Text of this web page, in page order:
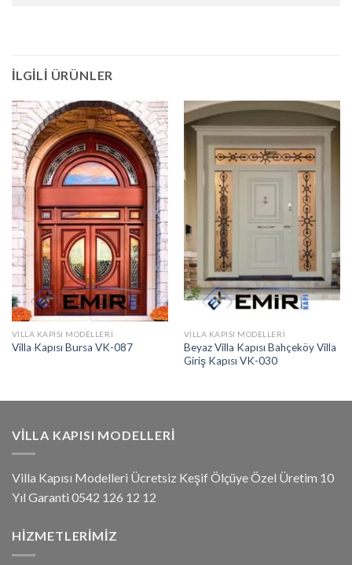
İLGILI ÜRÜNLER
VILLA KAPISI MODELLERI
Villa Kapısı Bursa VK-087
VILLA KAPISI MODELLERI
Beyaz Villa Kapısı Bahçeköy Villa
Giriş Kapısı VK-030
VILLA KAPISI MODELLERI
Villa Kapısı Modelleri Ücretsiz Keşif Ölçüye Özel Üretim 10
Yıl Garanti 0542 126 12 12
HIZMETLERIMIZ